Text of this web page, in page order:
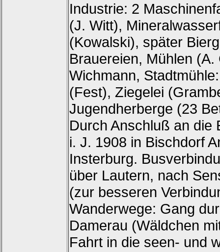
Industrie: 2
(J. Witt),
(Kowalski), später
Brauereien, Mühlen
Wichmann,
(Fest), Ziegelei
Jugendherberge (23
Durch Anschluß an die
i. J. 1908 in Bischdorf
Insterburg.
über Lautern, nach
(zur besseren
Wanderwege: Gang
Damerau (Wäldchen
Fahrt in die seen- und